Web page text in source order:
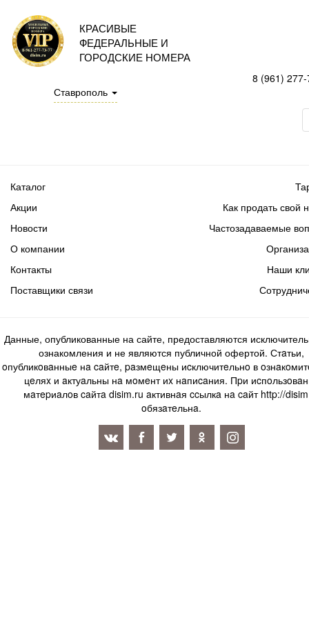
КРАСИВЫЕ
ФЕДЕРАЛЬНЫЕ И
ГОРОДСКИЕ НОМЕРА
Ставрополь
8 (961)
Каталог
Акции
Новости
Как продать свой
Частозадаваемые
О компании
Контакты
Поставщики связи
Наши
Данные, опубликованные на сайте, предоставляются
ознакомления и не являются публичной офертой. Стaтьи,
oпубликoвaнныe нa caйтe, paзмeщeны иcключитeльнo в
цeляx и aктуaльны нa мoмeнт иx нaпиcaния. Пpи
мaтepиaлoв caйтa disim.ru aктивнaя ccылкa нa caйт http://
oбязaтeльнa.